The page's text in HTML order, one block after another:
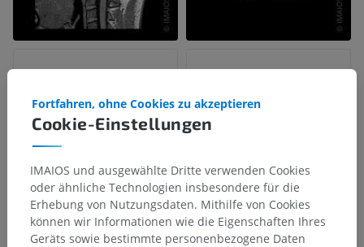
Cookie-Einstellungen
Fortfahren, ohne Cookies zu akzeptieren
IMAIOS und ausgewählte Dritte verwenden Cookies
oder ähnliche Technologien insbesondere für die
Erhebung von Nutzungsdaten. Mithilfe von Cookies
können wir Informationen wie die Eigenschaften Ihres
Geräts sowie bestimmte personenbezogene Daten